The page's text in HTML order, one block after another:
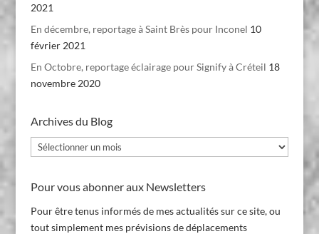
2021
En décembre, reportage à Saint Brès pour Inconel 10
février 2021
En Octobre, reportage éclairage pour Signify à Créteil 18
novembre 2020
Archives du Blog
Archives
du
Pour vous abonner aux Newsletters
Pour être tenus informés de mes actualités sur ce site, ou
tout simplement mes prévisions de déplacements